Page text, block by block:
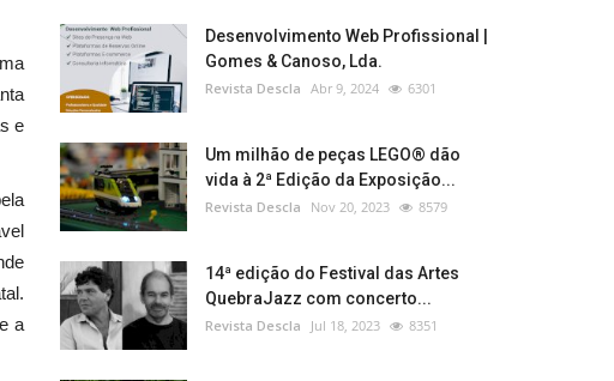
e
a
Desenvolvimento Web Profissional |
Gomes & Canoso, Lda.
Revista Descla Abr 9, 2024 6301
Um milhão de peças LEGO® dão
vida à 2ª Edição da Exposição...
Revista Descla Nov 20, 2023 8579
14ª edição do Festival das Artes
QuebraJazz com concerto...
Revista Descla Jul 18, 2023 8351